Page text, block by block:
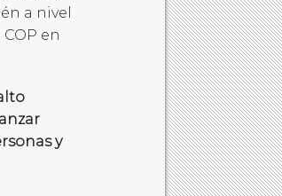
a nivel
en
y